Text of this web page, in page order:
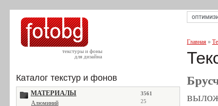
текстуры и фоны
для дизайна
Каталог текстур и фонов
МАТЕРИАЛЫ 3561
Алюминий 25
Главная »